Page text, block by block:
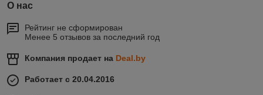
О нас
Рейтинг не сформирован
Менее 5 отзывов за последний год
Компания продает на Deal.by
Работает с 20.04.2016